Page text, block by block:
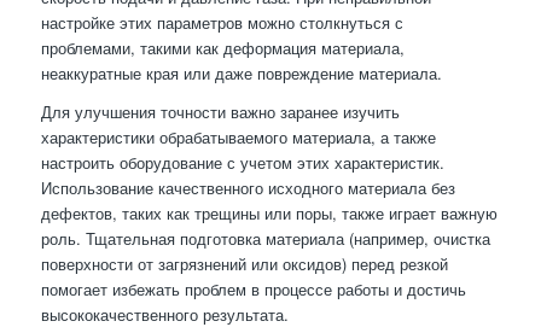
настройке этих параметров можно столкнуться с
проблемами, такими как деформация материала,
неаккуратные края или даже повреждение материала.
Для улучшения точности важно заранее изучить
характеристики обрабатываемого материала, а также
настроить оборудование с учетом этих характеристик.
Использование качественного исходного материала без
дефектов, таких как трещины или поры, также играет важную
роль. Тщательная подготовка материала (например, очистка
поверхности от загрязнений или оксидов) перед резкой
помогает избежать проблем в процессе работы и достичь
высококачественного результата.